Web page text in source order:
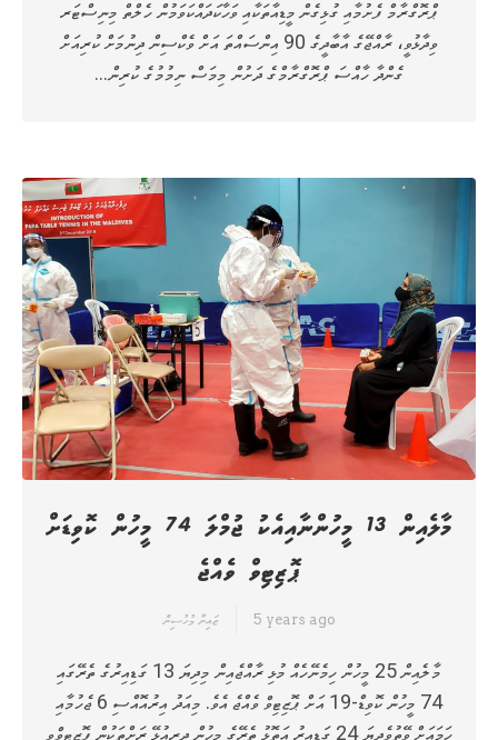
ޕްރޮގްރާމް ފެށުމާއި ގުޅިގެން މީޑިއާތަކާއި ވަހާކަދައްކަވަމުން ހެލްތް މިނިސްޓަރ
ވިދާޅުވީ، ރާއްޖޭގެ އާބާދީގެ 90 އިންސައްތަ އަށް ވެކްސިން ދިނުމަށް ކުރިއަށް
ގެންދާ ހާއްސަ ޕްރޮގްރާމްގެ ދަށުން މިމަސް ނިމުމުގެ ކުރިން…
މާލެއިން 13 މީހުންނާއިއެކު ޖުމްލަ 74 މީހުން ކޮވިޑަށް
ޕޮޒިޓިވް ވެއްޖެ
ޒައިނާ މުހުސިން 5 years ago
މާލެއިން 25 މީހުން ހިމެނޭހެއް މުޅި ރާއްޖެއިން މިދިޔަ 13 ގަޑިއިރުގެ ތެރޭގައި
74 މީހުން ކޮވިޑް-19 އަށް ޕޮޒިޓިވް ވެއްޖެ އެވެ. މިއަދު އިރުއޮއްސި 6 ޖެހުމާއި
ހަމައަށް ވޭތުވެދިޔަ 24 ގަޑިއިރު އަތޮޅު ތެރޭގެ މީހުން ދިރިއުޅޭ ރަށްތަކުން ޕޮޒިޓިވްވީ